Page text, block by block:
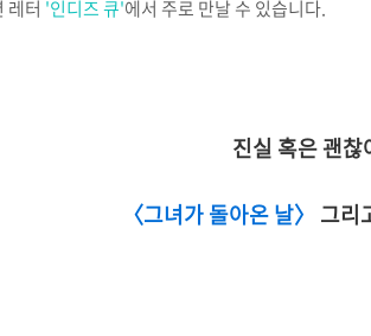
레터 '인디즈 큐'에서 주로 만날 수 있습니다.
진실 혹은 괜찮
〈그녀가 돌아온 날〉 그리